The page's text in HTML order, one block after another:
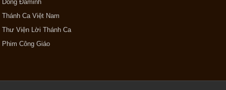
Dòng Đaminh
Thánh Ca Việt Nam
Thư Viện Lời Thánh Ca
Phim Công Giáo